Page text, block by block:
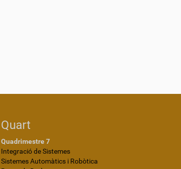
Quart
Quadrimestre 7
Integració de Sistemes
Sistemes Automàtics i Robòtica